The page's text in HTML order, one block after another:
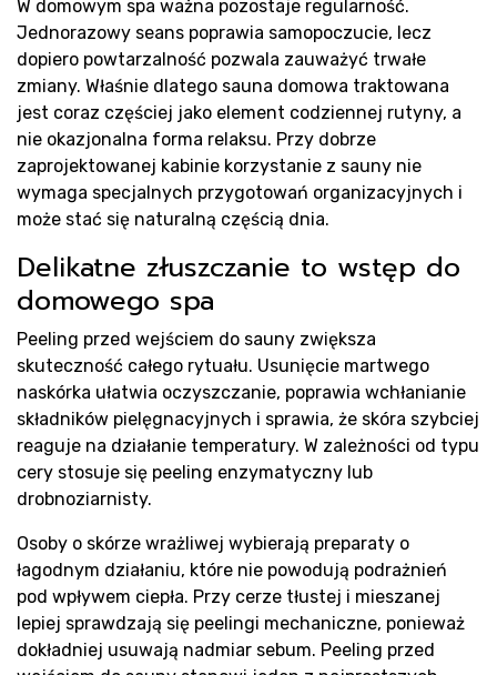
W domowym spa ważna pozostaje regularność.
Jednorazowy seans poprawia samopoczucie, lecz
dopiero powtarzalność pozwala zauważyć trwałe
zmiany. Właśnie dlatego sauna domowa traktowana
jest coraz częściej jako element codziennej rutyny, a
nie okazjonalna forma relaksu. Przy dobrze
zaprojektowanej kabinie korzystanie z sauny nie
wymaga specjalnych przygotowań organizacyjnych i
może stać się naturalną częścią dnia.
Delikatne złuszczanie to wstęp do
domowego spa
Peeling przed wejściem do sauny zwiększa
skuteczność całego rytuału. Usunięcie martwego
naskórka ułatwia oczyszczanie, poprawia wchłanianie
składników pielęgnacyjnych i sprawia, że skóra szybciej
reaguje na działanie temperatury. W zależności od typu
cery stosuje się peeling enzymatyczny lub
drobnoziarnisty.
Osoby o skórze wrażliwej wybierają preparaty o
łagodnym działaniu, które nie powodują podrażnień
pod wpływem ciepła. Przy cerze tłustej i mieszanej
lepiej sprawdzają się peelingi mechaniczne, ponieważ
dokładniej usuwają nadmiar sebum. Peeling przed